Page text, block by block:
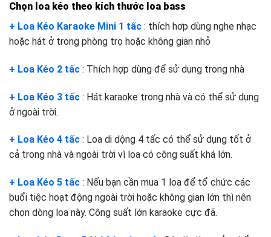
Chọn loa kéo theo kích thước loa bass
+ Loa Kéo Karaoke Mini 1 tấc : thích hơp dùng nghe nhạc
hoặc hát ở trong phòng trọ hoặc không gian nhỏ
+ Loa Kéo 2 tấc : Thích hợp dùng để sử dụng trong nhà
+ Loa Kéo 3 tấc : Hát karaoke trong nhà và có thể sử dụng
ở ngoài trời.
+ Loa Kéo 4 tấc : Loa di dộng 4 tấc có thể sử dụng tốt ở
cả trong nhà và ngoài trời vì loa có công suất khá lớn.
+ Loa Kéo 5 tấc : Nếu bạn cần mua 1 loa để tổ chức các
buổi tiệc hoạt động ngoài trời hoặc không gian lớn thì nên
chọn dòng loa này. Công suất lớn karaoke cực đã.